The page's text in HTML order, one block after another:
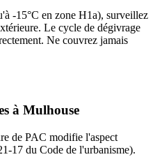
-15°C en zone H1a), surveillez
Le cycle de dégivrage
Ne couvrez jamais
à Mulhouse
de PAC modifie l'aspect
17 du Code de l'urbanisme).